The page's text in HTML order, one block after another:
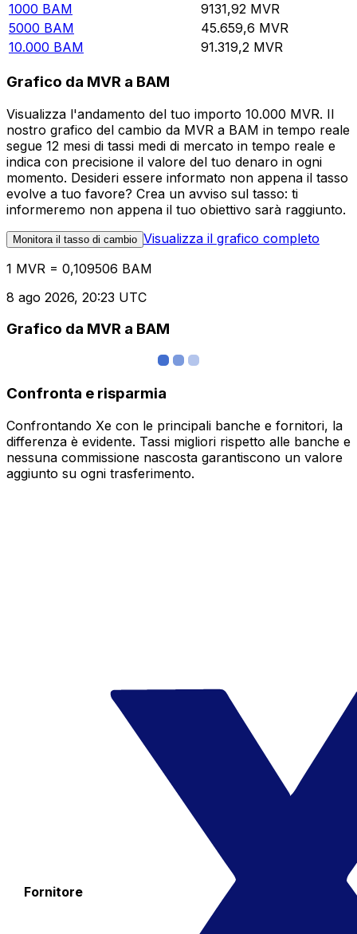
1000 BAM 9131,92 MVR
5000 BAM 45.659,6 MVR
10.000 BAM 91.319,2 MVR
Grafico da MVR a BAM
Visualizza l'andamento del tuo importo 10.000 MVR. Il
nostro grafico del cambio da MVR a BAM in tempo reale
segue 12 mesi di tassi medi di mercato in tempo reale e
indica con precisione il valore del tuo denaro in ogni
momento. Desideri essere informato non appena il tasso
evolve a tuo favore? Crea un avviso sul tasso: ti
informeremo non appena il tuo obiettivo sarà raggiunto.
Monitora il tasso di cambio Visualizza il grafico completo
1 MVR = 0,109506 BAM
8 ago 2026, 20:23 UTC
Grafico da MVR a BAM
Confronta e risparmia
Confrontando Xe con le principali banche e fornitori, la
differenza è evidente. Tassi migliori rispetto alle banche e
nessuna commissione nascosta garantiscono un valore
aggiunto su ogni trasferimento.
Fornitore